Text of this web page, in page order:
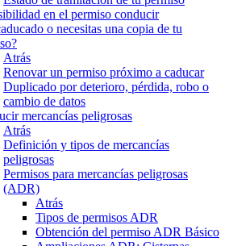
en el permiso conducir
o necesitas una copia de tu
Atrás
Renovar un permiso próximo a caducar
Duplicado por deterioro, pérdida, robo o
cambio de datos
mercancías peligrosas
Atrás
Definición y tipos de mercancías
peligrosas
Permisos para mercancías peligrosas
(ADR)
Atrás
Tipos de permisos ADR
Obtención del permiso ADR Básico